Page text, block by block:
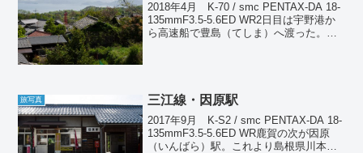
2018年4月 K-70 / smc PENTAX-DA 18-
135mmF3.5-5.6ED WR2日目は宇野港か
ら高速船で豊島（てしま）へ渡った。豊
旅写真 三江線・因原駅
2017年9月 K-S2 / smc PENTAX-DA 18-
135mmF3.5-5.6ED WR鹿賀の次が因原
（いんばら）駅。これより島根県川本町